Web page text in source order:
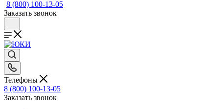
8 (800) 100-13-05
Заказать звонок
Телефоны
8 (800) 100-13-05
Заказать звонок